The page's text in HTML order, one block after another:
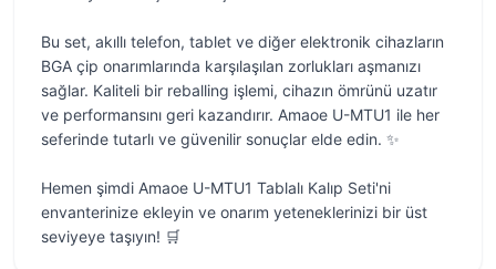
Bu set, akıllı telefon, tablet ve diğer elektronik cihazların
BGA çip onarımlarında karşılaşılan zorlukları aşmanızı
sağlar. Kaliteli bir reballing işlemi, cihazın ömrünü uzatır
ve performansını geri kazandırır. Amaoe U-MTU1 ile her
seferinde tutarlı ve güvenilir sonuçlar elde edin. ✨
Hemen şimdi Amaoe U-MTU1 Tablalı Kalıp Seti'ni
envanterinize ekleyin ve onarım yeteneklerinizi bir üst
seviyeye taşıyın! 🛒